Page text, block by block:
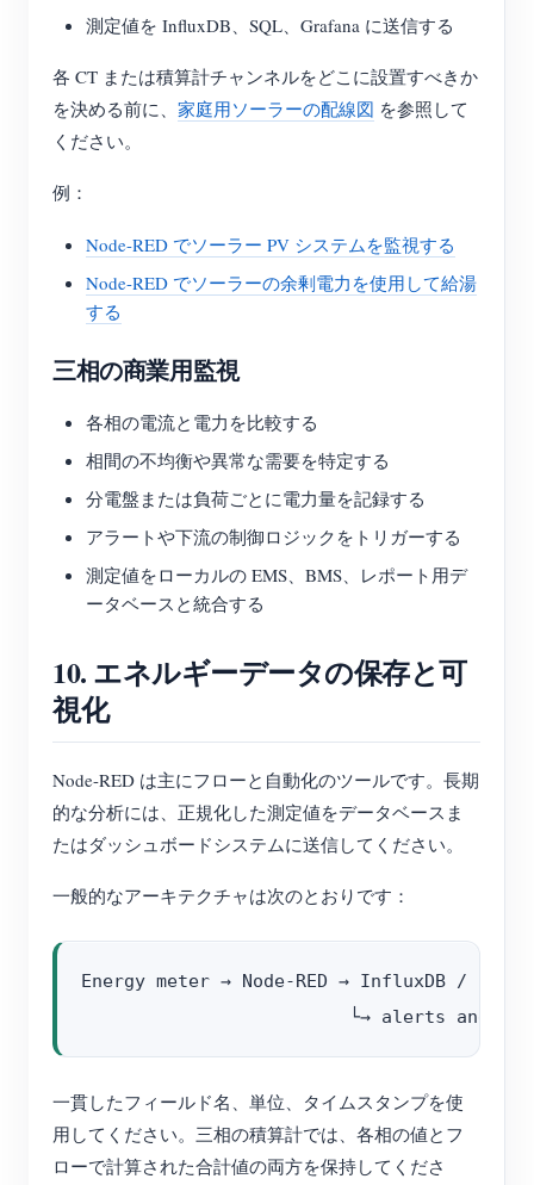
測定値を InfluxDB、SQL、Grafana に送信する
各 CT または積算計チャンネルをどこに設置すべきか
を決める前に、 家庭用ソーラーの配線図 を参照して
ください。
例：
Node-RED でソーラー PV システムを監視する
Node-RED でソーラーの余剰電力を使用して給湯
する
三相の商業用監視
各相の電流と電力を比較する
相間の不均衡や異常な需要を特定する
分電盤または負荷ごとに電力量を記録する
アラートや下流の制御ロジックをトリガーする
測定値をローカルの EMS、BMS、レポート用デ
ータベースと統合する
10. エネルギーデータの保存と可
視化
Node-RED は主にフローと自動化のツールです。長期
的な分析には、正規化した測定値をデータベースま
たはダッシュボードシステムに送信してください。
一般的なアーキテクチャは次のとおりです：
Energy meter → Node-RED → InfluxDB / SQL
一貫したフィールド名、単位、タイムスタンプを使
用してください。三相の積算計では、各相の値とフ
ローで計算された合計値の両方を保持してくださ